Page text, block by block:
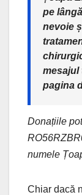
pe
nevoie
mesajul
pagina
Donațiile
numele
Chiar dacă